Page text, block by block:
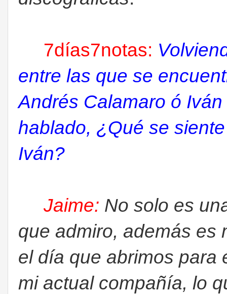
7días7notas:
entre las que se
Andrés Calamaro ó
hablado, ¿Qué se
Iván?
Jaime: No solo es
que admiro, además es
el día que abrimos para
mi actual compañía, lo